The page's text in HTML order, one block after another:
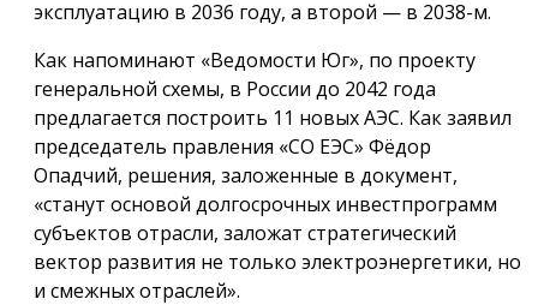
эксплуатацию в 2036 году, а второй — в 2038-м.
Как напоминают «Ведомости Юг», по проекту
генеральной схемы, в России до 2042 года
предлагается построить 11 новых АЭС. Как заявил
председатель правления «СО ЕЭС» Фёдор
Опадчий, решения, заложенные в документ,
«станут основой долгосрочных инвестпрограмм
субъектов отрасли, заложат стратегический
вектор развития не только электроэнергетики, но
и смежных отраслей».